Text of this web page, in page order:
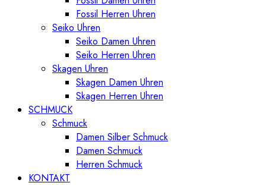
Fossil Herren Uhren
Seiko Uhren
Seiko Damen Uhren
Seiko Herren Uhren
Skagen Uhren
Skagen Damen Uhren
Skagen Herren Uhren
SCHMUCK
Schmuck
Damen Silber Schmuck
Damen Schmuck
Herren Schmuck
KONTAKT